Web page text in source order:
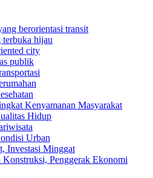
berorientasi transit
terbuka hijau
city
publik
Kenyamanan Masyarakat
Hidup
Urban
Investasi Minggat
Konstruksi, Penggerak Ekonomi